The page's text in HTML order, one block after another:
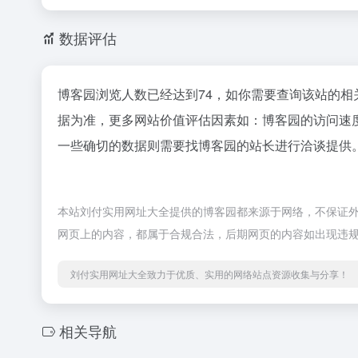
数据评估
博客园浏览人数已经达到74，如你需要查询该站的
据为准，更多网站价值评估因素如：博客园的访问
一些确切的数据则需要找博客园的站长进行洽谈提
本站刘付实用网址大全提供的博客园都来源于网络，不保
网页上的内容，都属于合规合法，后期网页的内容如出现
刘付实用网址大全致力于优质、实用的网络站点资源收集与分享！
相关导航